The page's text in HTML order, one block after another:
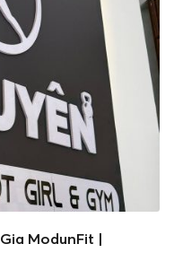
ModunFit |